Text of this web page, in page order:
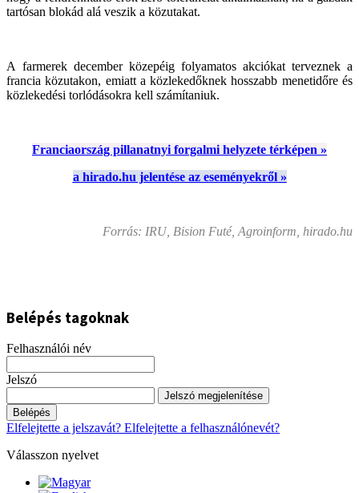
tartósan blokád alá veszik a közutakat.
A farmerek december közepéig folyamatos akciókat terveznek a
francia közutakon, emiatt a közlekedőknek hosszabb menetidőre és
közlekedési torlódásokra kell számítaniuk.
Franciaország pillanatnyi forgalmi helyzete térképen »
a hirado.hu jelentése az eseményekről »
Forrás: IRU, Bision Futé, Agroinform, hirado.hu
Belépés tagoknak
Felhasználói név
Jelszó
Jelszó megjelenítése
Belépés
Elfelejtette a jelszavát? Elfelejtette a felhasználónevét?
Válasszon nyelvet